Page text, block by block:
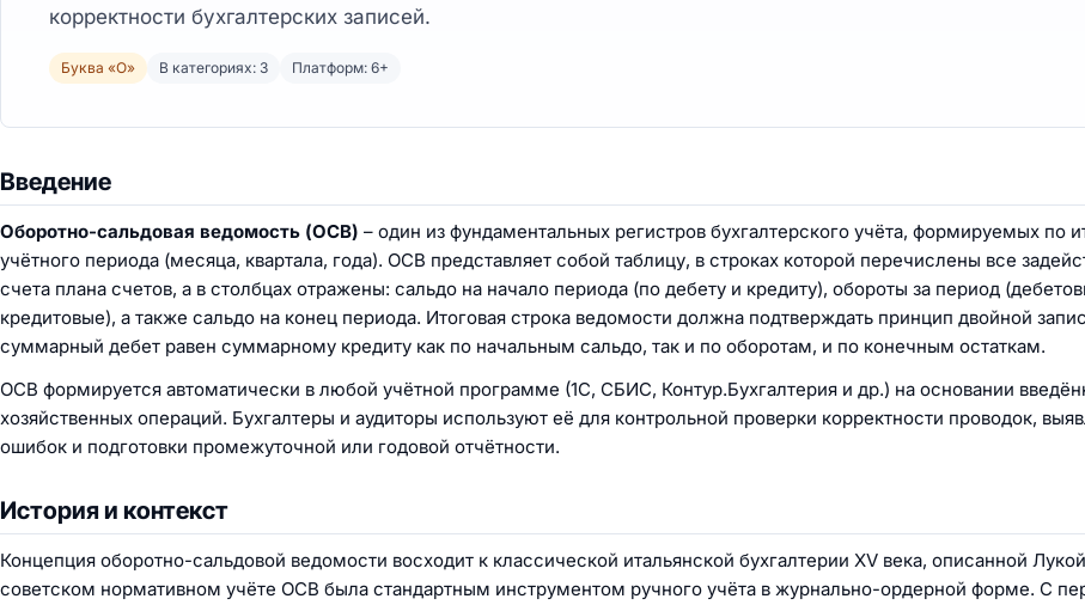
корректности бухгалтерских записей.
Буква «О» В категориях: 3 Платформ: 6+
Введение
Оборотно-сальдовая ведомость (ОСВ) – один из фундаментальных регистров бухгалтерского учёта, формируемых по
учётного периода (месяца, квартала, года). ОСВ представляет собой таблицу, в строках которой перечислены все
счета плана счетов, а в столбцах отражены: сальдо на начало периода (по дебету и кредиту), обороты за период
кредитовые), а также сальдо на конец периода. Итоговая строка ведомости должна подтверждать принцип двойной
суммарный дебет равен суммарному кредиту как по начальным сальдо, так и по оборотам, и по конечным остаткам.
ОСВ формируется автоматически в любой учётной программе (1С, СБИС, Контур.Бухгалтерия и др.) на основании
хозяйственных операций. Бухгалтеры и аудиторы используют её для контрольной проверки корректности проводок,
ошибок и подготовки промежуточной или годовой отчётности.
История и контекст
Концепция оборотно-сальдовой ведомости восходит к классической итальянской бухгалтерии XV века, описанной
советском нормативном учёте ОСВ была стандартным инструментом ручного учёта в журнально-ордерной форме. С